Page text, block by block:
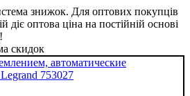
знижок. Для оптових покупців
діє оптова ціна на постійній основі
скидок